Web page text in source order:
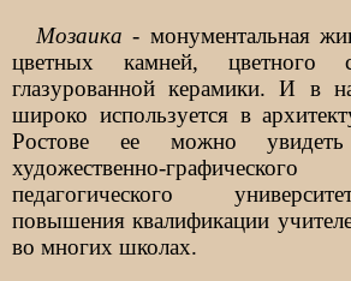
Мозаика - монументальная
цветных камней, цветного
глазурованной керамики. И в
широко используется в
Ростове ее можно
художественно-
педагогического
повышения квалификации
во многих школах.